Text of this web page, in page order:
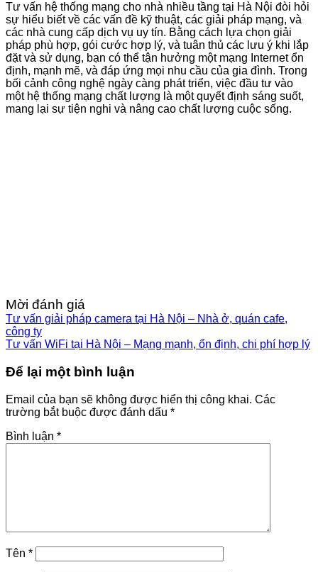
Tư vấn hệ thống mạng cho nhà nhiều tầng tại Hà Nội đòi hỏi
sự hiểu biết về các vấn đề kỹ thuật, các giải pháp mạng, và
các nhà cung cấp dịch vụ uy tín. Bằng cách lựa chọn giải
pháp phù hợp, gói cước hợp lý, và tuân thủ các lưu ý khi lắp
đặt và sử dụng, bạn có thể tận hưởng một mạng Internet ổn
định, mạnh mẽ, và đáp ứng mọi nhu cầu của gia đình. Trong
bối cảnh công nghệ ngày càng phát triển, việc đầu tư vào
một hệ thống mạng chất lượng là một quyết định sáng suốt,
mang lại sự tiện nghi và nâng cao chất lượng cuộc sống.
Mời đánh giá
Tư vấn giải pháp camera tại Hà Nội – Nhà ở, quán cafe,
công ty
Tư vấn WiFi tại Hà Nội – Mạng mạnh, ổn định, chi phí hợp lý
Để lại một bình luận
Email của bạn sẽ không được hiển thị công khai. Các
trường bắt buộc được đánh dấu *
Bình luận *
Tên *